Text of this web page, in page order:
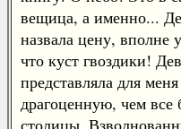
вещица, а именно...
назвала цену,
что куст гвоздики!
представляла для
драгоценную, чем все
столицы.